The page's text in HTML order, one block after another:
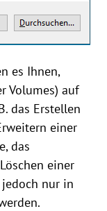
es Ihnen,
Volumes) auf
das Erstellen
einer
das
einer
nur in